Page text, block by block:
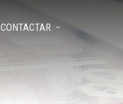
CONTACTAR